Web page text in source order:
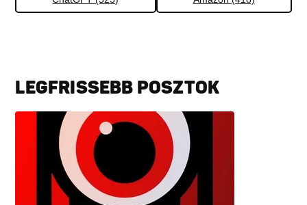
LEGFRISSEBB POSZTOK